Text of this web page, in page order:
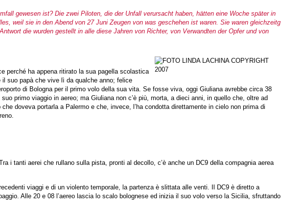
gewesen ist? Die zwei Piloten, die der Unfall verursacht haben, hätten eine Woche später in
weil sie in den Abend von 27 Juni Zeugen von was geschehen ist waren. Sie waren gleichzeitg
die wurden gestellt in alle diese Jahren von Richter, von Verwandten der Opfer und von
perché ha appena ritirato la sua pagella scolastica
suo papà che vive lì da qualche anno; felice
di Bologna per il primo volo della sua vita. Se fosse viva, oggi Giuliana avrebbe circa 38
primo viaggio in aereo; ma Giuliana non c’è più, morta, a dieci anni, in quello che, oltre ad
doveva portarla a Palermo e che, invece, l’ha condotta direttamente in cielo non prima di
i tanti aerei che rullano sulla pista, pronti al decollo, c’è anche un DC9 della compagnia aerea
viaggi e di un violento temporale, la partenza è slittata alle venti. Il DC9 è diretto a
Alle 20 e 08 l’aereo lascia lo scalo bolognese ed inizia il suo volo verso la Sicilia, sfruttando